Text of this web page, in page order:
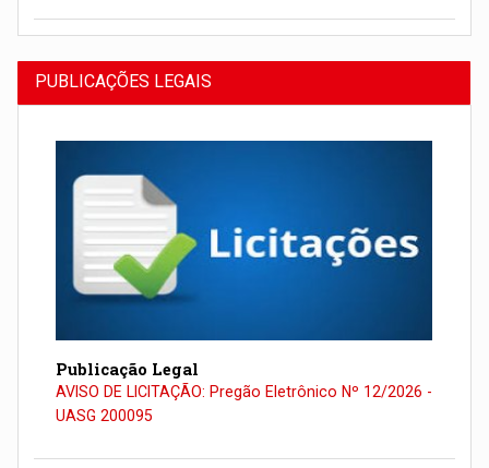
PUBLICAÇÕES LEGAIS
Publicação Legal
AVISO DE LICITAÇÃO: Pregão Eletrônico Nº 12/2026 -
UASG 200095